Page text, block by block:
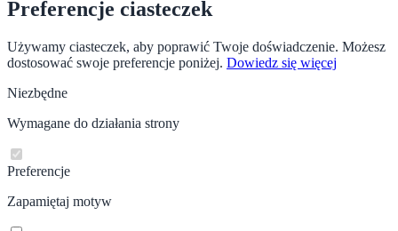
Preferencje ciasteczek
Używamy ciasteczek, aby poprawić Twoje doświadczenie. Możesz
dostosować swoje preferencje poniżej. Dowiedz się więcej
Niezbędne
Wymagane do działania strony
Preferencje
Zapamiętaj motyw